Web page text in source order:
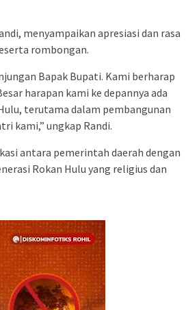
menyampaikan apresiasi dan rasa
rombongan.
Bapak Bupati. Kami berharap
harapan kami ke depannya ada
terutama dalam pembangunan
kami,” ungkap Randi.
antara pemerintah daerah dengan
Rokan Hulu yang religius dan